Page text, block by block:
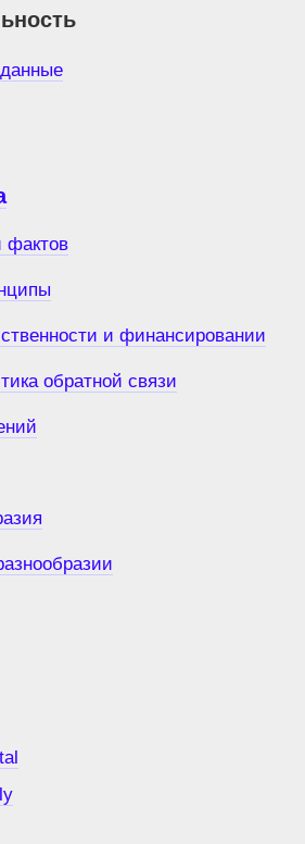
фактов
и финансировании
обратной связи